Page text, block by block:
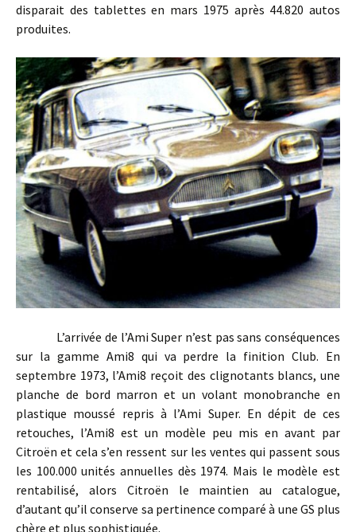
disparait des tablettes en mars 1975 après 44.820 autos
produites.
L’arrivée de l’Ami Super n’est pas sans conséquences
sur la gamme Ami8 qui va perdre la finition Club. En
septembre 1973, l’Ami8 reçoit des clignotants blancs, une
planche de bord marron et un volant monobranche en
plastique moussé repris à l’Ami Super. En dépit de ces
retouches, l’Ami8 est un modèle peu mis en avant par
Citroën et cela s’en ressent sur les ventes qui passent sous
les 100.000 unités annuelles dès 1974. Mais le modèle est
rentabilisé, alors Citroën le maintien au catalogue,
d’autant qu’il conserve sa pertinence comparé à une GS plus
chère et plus sophistiquée.